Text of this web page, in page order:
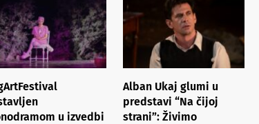
u izvedbi
Alban Ukaj glumi u
predstavi “Na čijoj
strani”: Živimo